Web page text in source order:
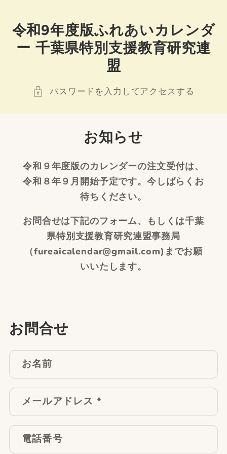
令和9年度版ふれあいカレンダ
ー 千葉県特別支援教育研究連
盟
パスワードを入力してアクセスする
お知らせ
令和９年度版のカレンダーの注文受付は、
令和８年９月開始予定です。今しばらくお
待ちください。
お問合せは下記のフォーム、もしくは千葉
県特別支援教育研究連盟事務局
（fureaicalendar@gmail.com)までお願
いいたします。
お問合せ
お名前
メールアドレス *
電話番号